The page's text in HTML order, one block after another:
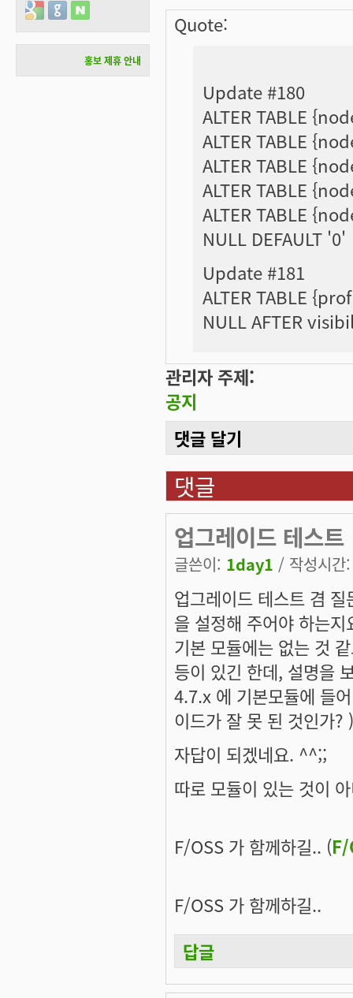
Quote:
Update #180
ALTER TABLE
ALTER TABLE
ALTER TABLE
ALTER TABLE
ALTER TABLE
NULL DEFAULT '0'
Update #181
ALTER TABLE
NULL AFTER
관리자 주제:
공지
댓글 달기
댓글
업그레이드 테스트
글쓴이: 1day1 / 작성시
업그레이드 테스트 겸
을 설정해 주어야 하는지
기본 모듈에는 없는 것
등이 있긴 한데, 설명을
4.7.x 에 기본모듈에 들
이드가 잘 못 된 것인가? )
자답이 되겠네요. ^^;;
따로 모듈이 있는 것이
F/OSS 가 함께하길.. (F/
F/OSS 가 함께하길..
답글
Login with Google
Login with GitHub
Login with Naver
홍보 제휴 안내